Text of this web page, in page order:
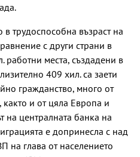
в трудоспособна възраст на
с други страни в
работни места, създадени в
409 хил. са заети
гражданство, много от
и от цяла Европа и
на централната банка на
е допринесла с над
на глава от населението